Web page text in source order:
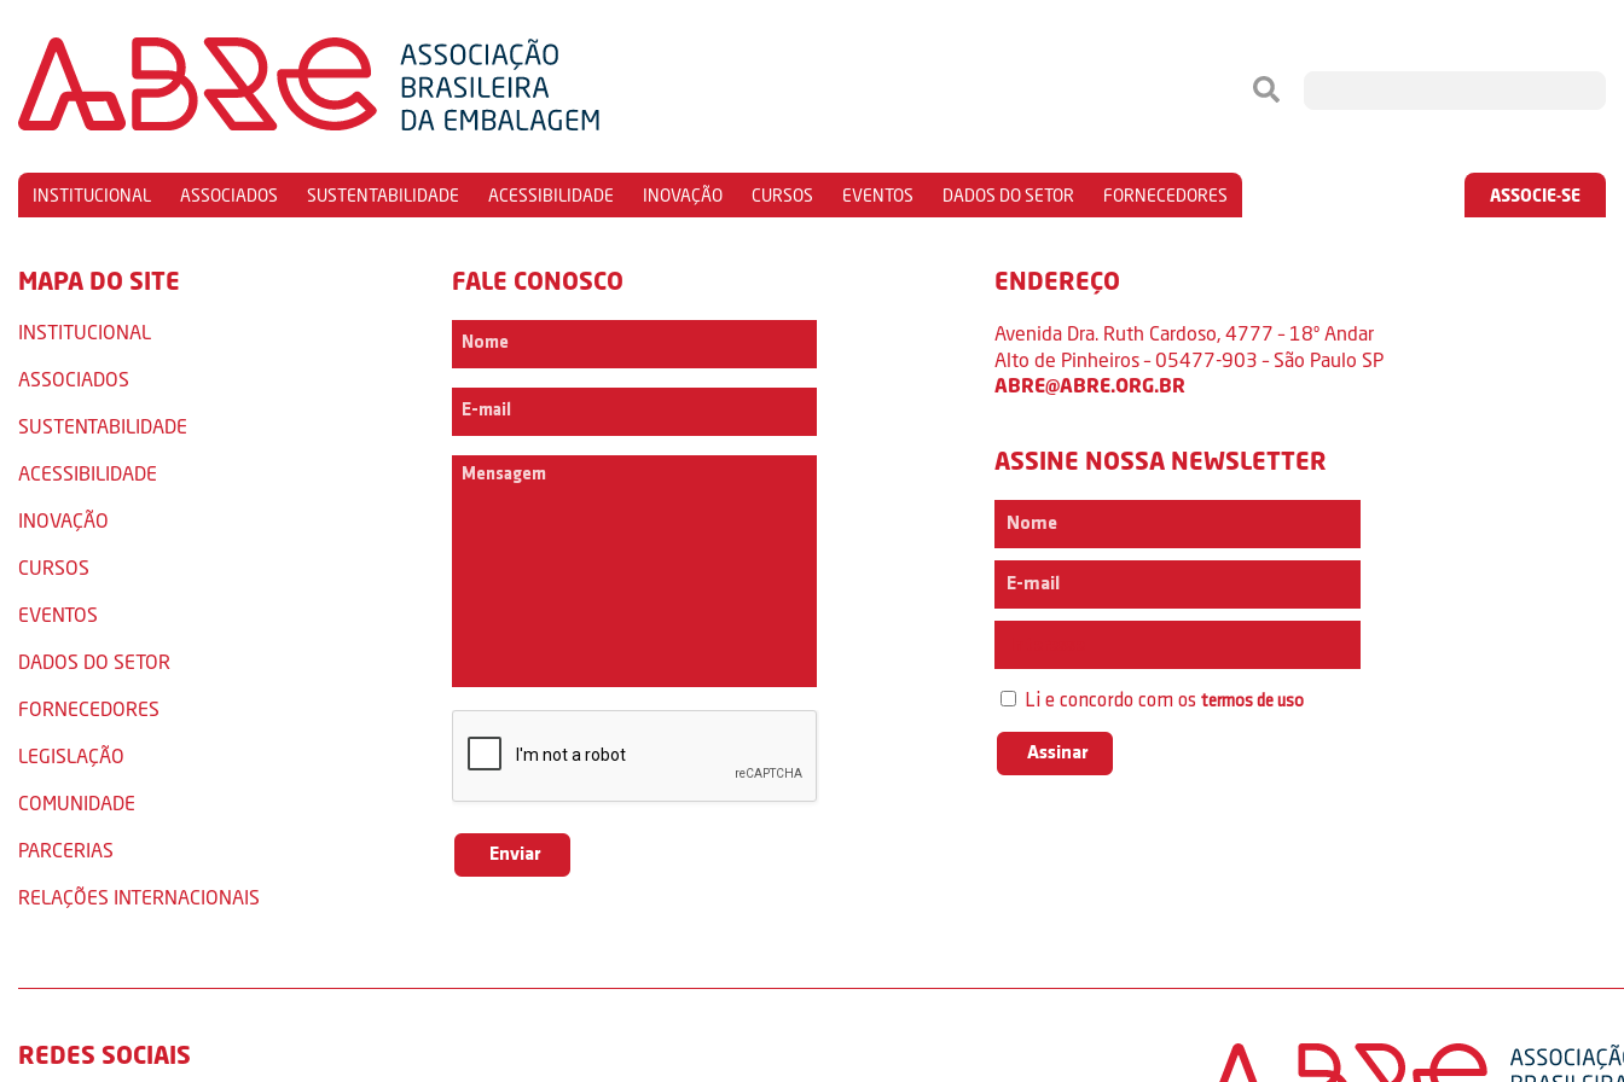
INSTITUCIONAL ASSOCIADOS SUSTENTABILIDADE ACESSIBILIDADE INOVAÇÃO CURSOS EVENTOS DADOS DO SETOR FORNECEDORES ASSOCIE-SE
MAPA DO SITE
INSTITUCIONAL
ASSOCIADOS
SUSTENTABILIDADE
ACESSIBILIDADE
INOVAÇÃO
CURSOS
EVENTOS
DADOS DO SETOR
FORNECEDORES
LEGISLAÇÃO
COMUNIDADE
PARCERIAS
RELAÇÕES INTERNACIONAIS
FALE CONOSCO ENDEREÇO
Avenida Dra. Ruth Cardoso, 4777 – 18º Andar
Alto de Pinheiros – 05477-903 – São Paulo SP
ABRE@ABRE.ORG.BR
ASSINE NOSSA NEWSLETTER
Li e concordo com ostermos de uso
REDES SOCIAIS